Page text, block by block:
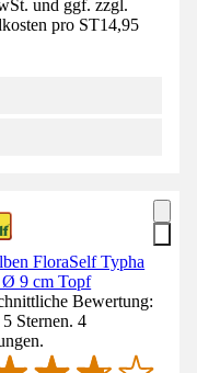
und ggf. zzgl.
pro ST14,95
FloraSelf Typha
Ø 9 cm Topf
Bewertung:
Sternen. 4